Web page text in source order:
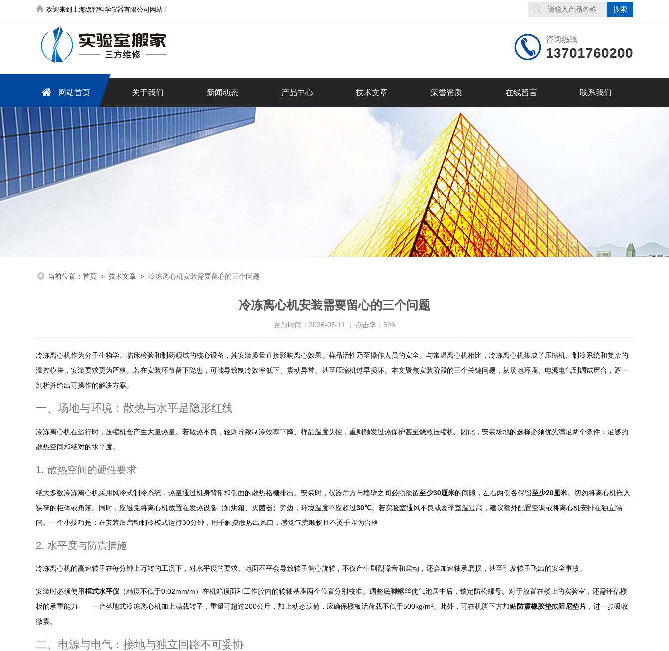
欢迎来到上海隐智科学仪器有限公司网站！
咨询热线
13701760200
网站首页 关于我们 新闻动态 产品中心 技术文章 荣誉资质 在线留言 联系我们
当前位置： 首页 > 技术文章 > 冷冻离心机安装需要留心的三个问题
冷冻离心机安装需要留心的三个问题
更新时间：2026-05-11 | 点击率：596
冷冻离心机作为分子生物学、临床检验和制药领域的核心设备，其安装质量直接影响离心效果、样品活性乃至操作人员的安全。与常温离心机相比，冷冻离心机集成了压缩机、制冷系统和复杂的
温控模块，安装要求更为严格。若在安装环节留下隐患，可能导致制冷效率低下、震动异常、甚至压缩机过早损坏。本文聚焦安装阶段的三个关键问题，从场地环境、电源电气到调试磨合，逐一
剖析并给出可操作的解决方案。
一、场地与环境：散热与水平是隐形红线
冷冻离心机在运行时，压缩机会产生大量热量。若散热不良，轻则导致制冷效率下降、样品温度失控，重则触发过热保护甚至烧毁压缩机。因此，安装场地的选择必须优先满足两个条件：足够的
散热空间和绝对的水平度。
1. 散热空间的硬性要求
绝大多数冷冻离心机采用风冷式制冷系统，热量通过机身背部和侧面的散热格栅排出。安装时，仪器后方与墙壁之间必须预留至少30厘米的间隙，左右两侧各保留至少20厘米。切勿将离心机嵌入
狭窄的柜体或角落。同时，应避免将离心机放置在发热设备（如烘箱、灭菌器）旁边，环境温度不应超过30℃。若实验室通风不良或夏季室温过高，建议额外配置空调或将离心机安排在独立隔
间。一个小技巧是：在安装后启动制冷模式运行30分钟，用手触摸散热出风口，感觉气流顺畅且不烫手即为合格
2. 水平度与防震措施
冷冻离心机的高速转子在每分钟上万转的工况下，对水平度的要求。地面不平会导致转子偏心旋转，不仅产生剧烈噪音和震动，还会加速轴承磨损，甚至引发转子飞出的安全事故。
安装时必须使用框式水平仪 （精度不低于0.02mm/m）在机箱顶面和工作腔内的转轴基座两个位置分别校准。调整底脚螺丝使气泡居中后，锁定防松螺母。对于放置在楼上的实验室，还需评估楼
板的承重能力——一台落地式冷冻离心机加上满载转子，重量可超过200公斤，加上动态载荷，应确保楼板活荷载不低于500kg/m²。此外，可在机脚下方加贴防震橡胶垫或阻尼垫片 ，进一步吸收
微震。
二、电源与电气：接地与独立回路不可妥协